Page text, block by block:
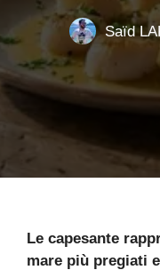
Saïd
Le capesante
mare più pregiati